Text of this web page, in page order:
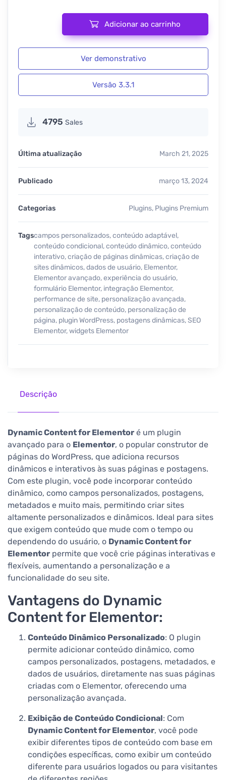
Dynamic Content for Elementor 3.3.1 quantidade
Adicionar ao carrinho
Ver demonstrativo
Versão 3.3.1
4795 Sales
Última atualização March 21, 2025
Publicado março 13, 2024
Categorias Plugins, Plugins Premium
Tagscampos personalizados,conteúdo adaptável,
conteúdo condicional,conteúdo dinâmico,conteúdo
interativo,criação de páginas dinâmicas,criação de
sites dinâmicos,dados de usuário, Elementor,
Elementor avançado,experiência do usuário,
formulário Elementor, integração Elementor,
performance de site, personalização avançada,
personalização de conteúdo, personalização de
página, plugin WordPress, postagens dinâmicas,SEO
Elementor,widgets Elementor
Descrição
Dynamic Content for Elementor é um plugin
avançado para o Elementor, o popular construtor de
páginas do WordPress, que adiciona recursos
dinâmicos e interativos às suas páginas e postagens.
Com este plugin, você pode incorporar conteúdo
dinâmico, como campos personalizados, postagens,
metadados e muito mais, permitindo criar sites
altamente personalizados e dinâmicos. Ideal para sites
que exigem conteúdo que mude com o tempo ou
dependendo do usuário, o Dynamic Content for
Elementor permite que você crie páginas interativas e
flexíveis, aumentando a personalização e a
funcionalidade do seu site.
Vantagens do Dynamic
Content for Elementor:
Conteúdo Dinâmico Personalizado: O plugin
permite adicionar conteúdo dinâmico, como
campos personalizados, postagens, metadados, e
dados de usuários, diretamente nas suas páginas
criadas com o Elementor, oferecendo uma
personalização avançada.
Exibição de Conteúdo Condicional: Com
Dynamic Content for Elementor, você pode
exibir diferentes tipos de conteúdo com base em
condições específicas, como exibir um conteúdo
diferente para usuários logados ou para visitantes